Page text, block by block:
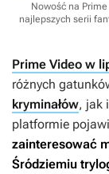
Nowość na
najlepszych serii
Prime Video w
różnych
kryminałów, jak
platformie
zainteresować
Śródziemiu